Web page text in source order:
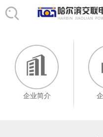
企业简介